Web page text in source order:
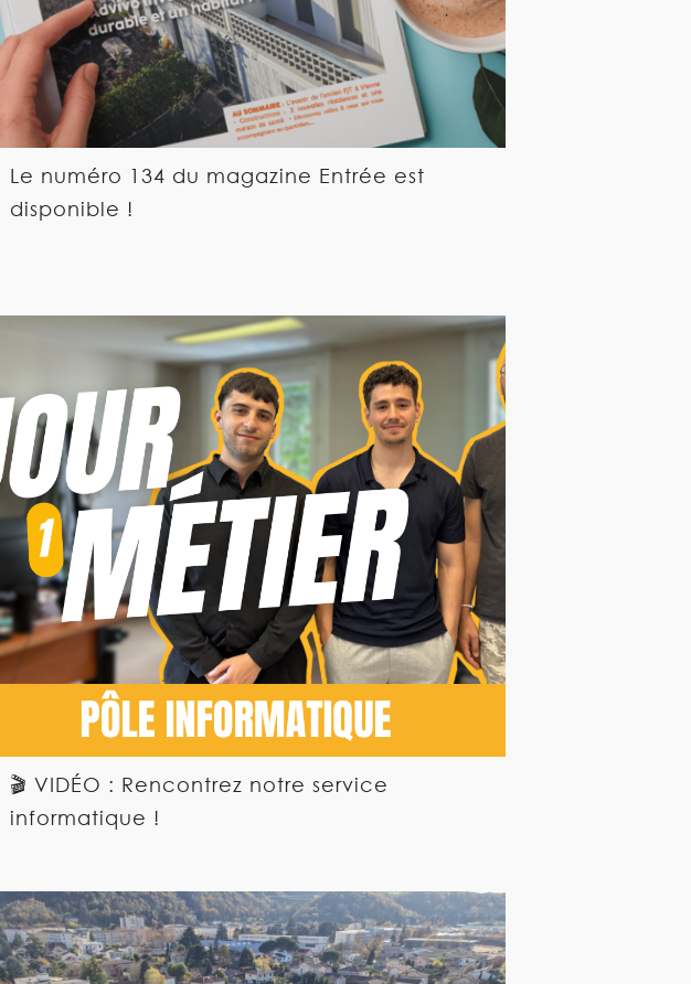
Le numéro 134 du magazine Entrée est
disponible !
🎬 VIDÉO : Rencontrez notre service
informatique !